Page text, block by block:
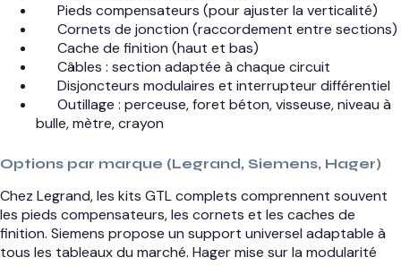
Pieds compensateurs (pour ajuster la verticalité)
Cornets de jonction (raccordement entre sections)
Cache de finition (haut et bas)
Câbles : section adaptée à chaque circuit
Disjoncteurs modulaires et interrupteur différentiel
Outillage : perceuse, foret béton, visseuse, niveau à
bulle, mètre, crayon
Options par marque (Legrand, Siemens, Hager)
Chez Legrand, les kits GTL complets comprennent souvent
les pieds compensateurs, les cornets et les caches de
finition. Siemens propose un support universel adaptable à
tous les tableaux du marché. Hager mise sur la modularité